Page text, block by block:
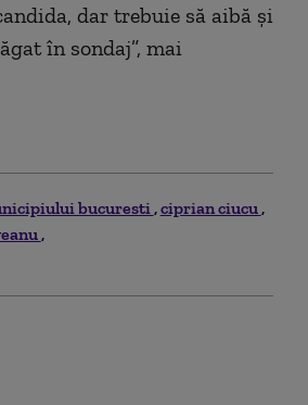
dar trebuie să aibă și
în sondaj”, mai
bucuresti ciprian ciucu